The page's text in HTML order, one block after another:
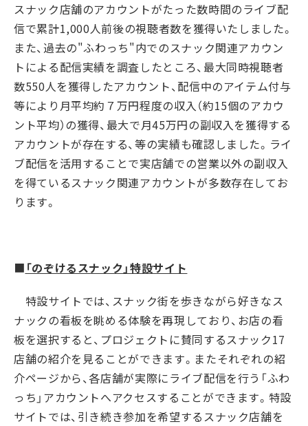
スナック店舗のアカウントがたった数時間のライブ配
信で累計1,000人前後の視聴者数を獲得いたしました。
また、過去の"ふわっち"内でのスナック関連アカウン
トによる配信実績を調査したところ、最大同時視聴者
数550人を獲得したアカウント、配信中のアイテム付与
等により月平均約７万円程度の収入（約15個のアカウ
ント平均）の獲得、最大で月45万円の副収入を獲得する
アカウントが存在する、等の実績も確認しました。ライ
ブ配信を活用することで実店舗での営業以外の副収入
を得ているスナック関連アカウントが多数存在してお
ります。
■ 「のぞけるスナック」特設サイト
特設サイトでは、スナック街を歩きながら好きなス
ナックの看板を眺める体験を再現しており、お店の看
板を選択すると、プロジェクトに賛同するスナック17
店舗の紹介を見ることができます。またそれぞれの紹
介ページから、各店舗が実際にライブ配信を行う「ふわ
っち」アカウントへアクセスすることができます。特設
サイトでは、引き続き参加を希望するスナック店舗を